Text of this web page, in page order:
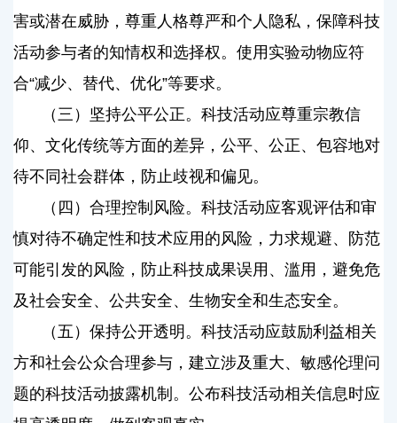
害或潜在威胁，尊重人格尊严和个人隐私，保障科技
活动参与者的知情权和选择权。使用实验动物应符
合“减少、替代、优化”等要求。
（三）坚持公平公正。科技活动应尊重宗教信
仰、文化传统等方面的差异，公平、公正、包容地对
待不同社会群体，防止歧视和偏见。
（四）合理控制风险。科技活动应客观评估和审
慎对待不确定性和技术应用的风险，力求规避、防范
可能引发的风险，防止科技成果误用、滥用，避免危
及社会安全、公共安全、生物安全和生态安全。
（五）保持公开透明。科技活动应鼓励利益相关
方和社会公众合理参与，建立涉及重大、敏感伦理问
题的科技活动披露机制。公布科技活动相关信息时应